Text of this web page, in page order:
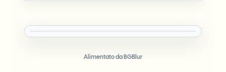
Alimentato da BGBlur